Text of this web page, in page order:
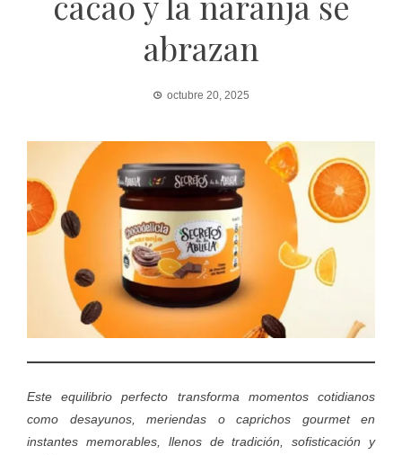
abrazan
octubre 20, 2025
Este equilibrio perfecto transforma momentos cotidianos
como desayunos, meriendas o caprichos gourmet en
instantes memorables, llenos de tradición, sofisticación y